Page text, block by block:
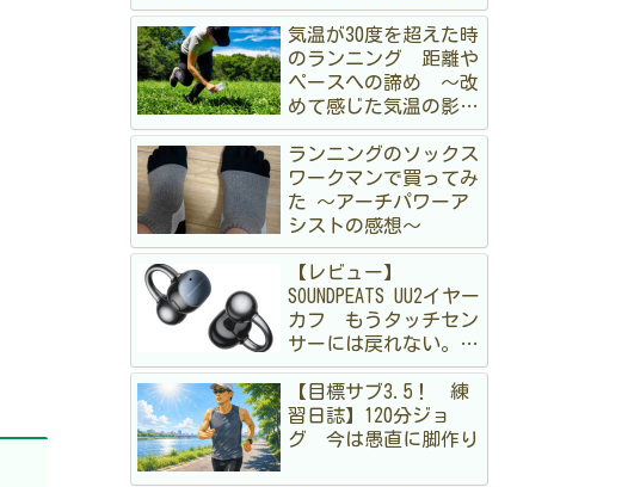
みた
気温が30度を超えた時
のランニング 距離や
ペースへの諦め 〜改
めて感じた気温の影
響〜
ランニングのソックス
ワークマンで買ってみ
た 〜アーチパワーア
シストの感想〜
【レビュー】
SOUNDPEATS UU2イヤー
カフ もうタッチセン
サーには戻れない。走
る私が「物理ボタン」
に狂喜乱舞した理由
【目標サブ3.5！ 練
習日誌】120分ジョ
グ 今は愚直に脚作り